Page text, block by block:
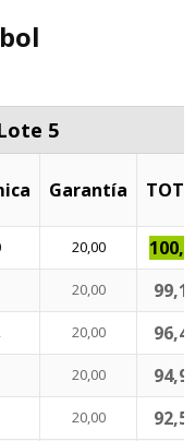
5
Garantía
20,00
20,00
20,00
20,00
20,00